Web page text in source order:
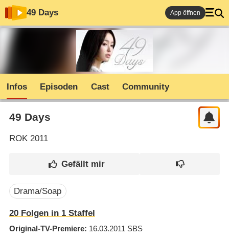
49 Days App öffnen
Infos Episoden Cast Community
49 Days
ROK2011
Drama/Soap
20Folgen in 1Staffel
Original-TV-Premiere 16.03.2011 SBS